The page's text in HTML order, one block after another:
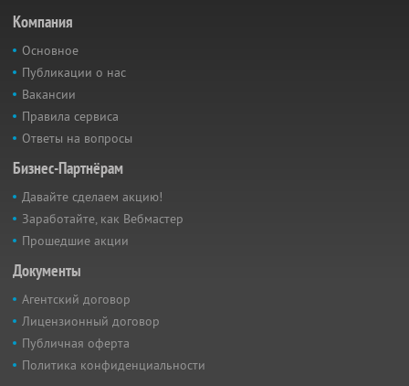
Компания
Основное
Публикации о нас
Вакансии
Правила сервиса
Ответы на вопросы
Бизнес-Партнёрам
Давайте сделаем акцию!
Заработайте, как Вебмастер
Прошедшие акции
Документы
Агентский договор
Лицензионный договор
Публичная оферта
Политика конфиденциальности